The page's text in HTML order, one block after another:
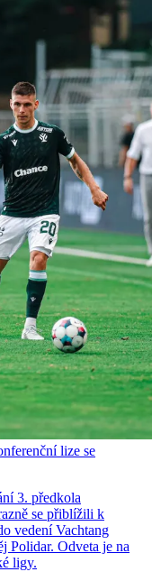
lize se
3. předkola
se přiblížili k
vedení Vachtang
Polidar. Odveta je na
ligy.